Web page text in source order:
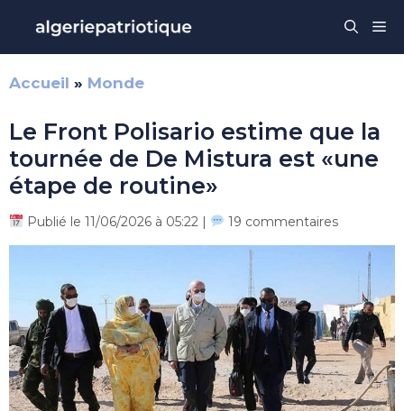
contenu
Accueil » Monde
Le Front Polisario estime que la
tournée de De Mistura est «une
étape de routine»
Publié le 11/06/2026 à 05:22 | 19 commentaires